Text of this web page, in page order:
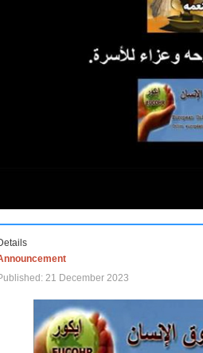
21 December 2023